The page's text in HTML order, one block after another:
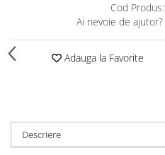
Cod Produs:
Ai nevoie de ajutor?
Adauga la Favorite
Descriere